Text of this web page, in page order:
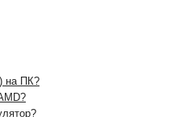
на ПК?